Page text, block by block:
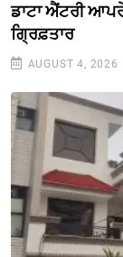
ਡਾਟਾ ਐਂਟਰੀ
ਗ੍ਰਿਫ਼ਤਾਰ
AUGUST 4, 2026